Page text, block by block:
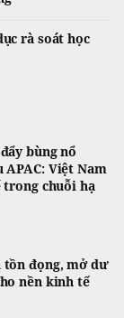
rà soát học
bùng nổ
Việt Nam
chuỗi hạ
đọng, mở dư
nền kinh tế